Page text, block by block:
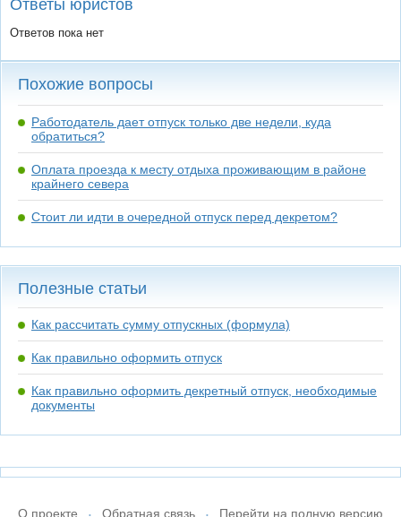
Ответы юристов
Ответов пока нет
Похожие вопросы
Работодатель дает отпуск только две недели, куда
обратиться?
Оплата проезда к месту отдыха проживающим в районе
крайнего севера
Стоит ли идти в очередной отпуск перед декретом?
Полезные статьи
Как рассчитать сумму отпускных (формула)
Как правильно оформить отпуск
Как правильно оформить декретный отпуск, необходимые
документы
О проекте Обратная связь Перейти на полную версию